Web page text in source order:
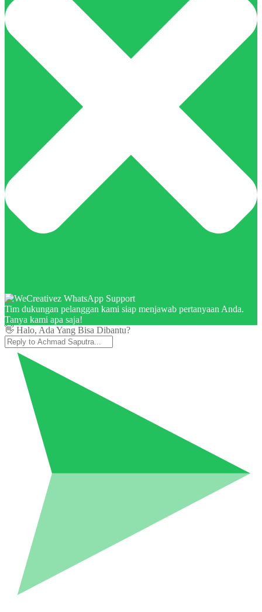
Tim dukungan pelanggan kami siap menjawab pertanyaan Anda.
Tanya kami apa saja!
👋 Halo, Ada Yang Bisa Dibantu?